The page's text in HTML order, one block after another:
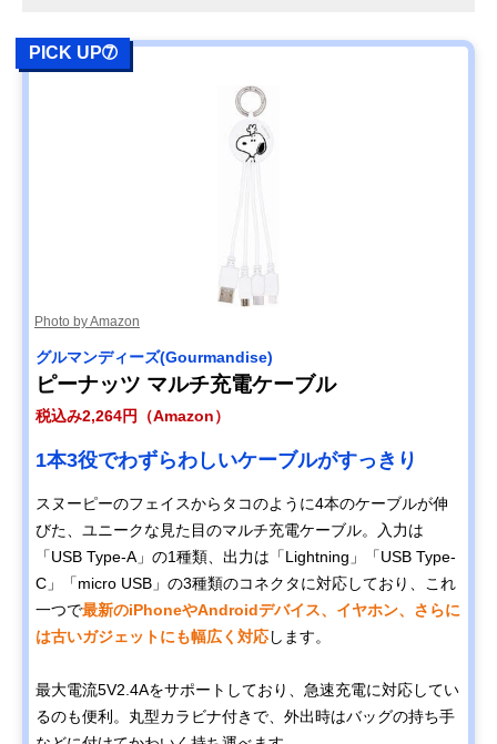
PICK UP➆
Photo by Amazon
グルマンディーズ(Gourmandise)
ピーナッツ マルチ充電ケーブル
税込み2,264円（Amazon）
1本3役でわずらわしいケーブルがすっきり
スヌーピーのフェイスからタコのように4本のケーブルが伸
びた、ユニークな見た目のマルチ充電ケーブル。入力は
「USB Type-A」の1種類、出力は「Lightning」「USB Type-
C」「micro USB」の3種類のコネクタに対応しており、これ
一つで最新のiPhoneやAndroidデバイス、イヤホン、さらに
は古いガジェットにも幅広く対応します。
最大電流5V2.4Aをサポートしており、急速充電に対応してい
るのも便利。丸型カラビナ付きで、外出時はバッグの持ち手